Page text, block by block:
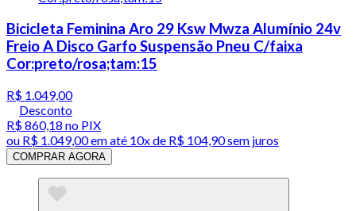
Bicicleta Feminina Aro 29 Ksw Mwza Alumínio 24v
Freio A Disco Garfo Suspensão Pneu C/faixa
Cor:preto/rosa;tam:15
R$ 1.049,00
Desconto
R$ 860,18 no PIX
ou R$ 1.049,00em até 10x de R$ 104,90 sem juros
COMPRAR AGORA